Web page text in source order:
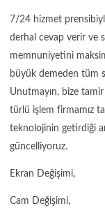
7/24 hizmet
derhal cevap verir ve
memnuniyetini
büyük demeden tüm
Unutmayın, bize
türlü işlem firmamız
teknolojinin getirdiği
güncelliyoruz.
Ekran Değişimi,
Cam Değişimi,